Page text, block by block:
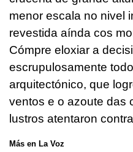
menor escala no nivel
revestida aínda cos
Cómpre eloxiar a
escrupulosamente
arquitectónico, que
ventos e o azoute das
lustros atentaron
Más en La Voz